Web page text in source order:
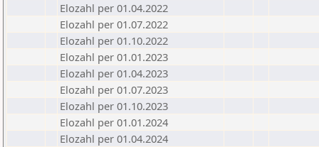
Elozahl per 01.04.2022
Elozahl per 01.07.2022
Elozahl per 01.10.2022
Elozahl per 01.01.2023
Elozahl per 01.04.2023
Elozahl per 01.07.2023
Elozahl per 01.10.2023
Elozahl per 01.01.2024
Elozahl per 01.04.2024